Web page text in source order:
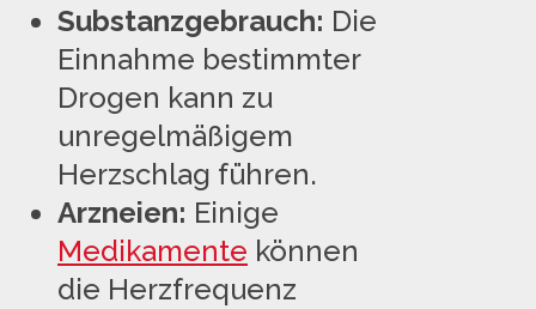
Substanzgebrauch: Die
Einnahme bestimmter
Drogen kann zu
unregelmäßigem
Herzschlag führen.
Arzneien: Einige
Medikamente können
die Herzfrequenz